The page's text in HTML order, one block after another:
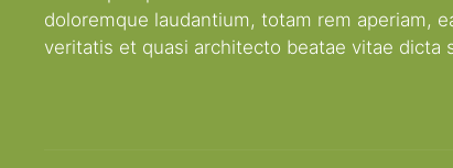
doloremque laudantium, totam rem aperiam,
veritatis et quasi architecto beatae vitae dicta